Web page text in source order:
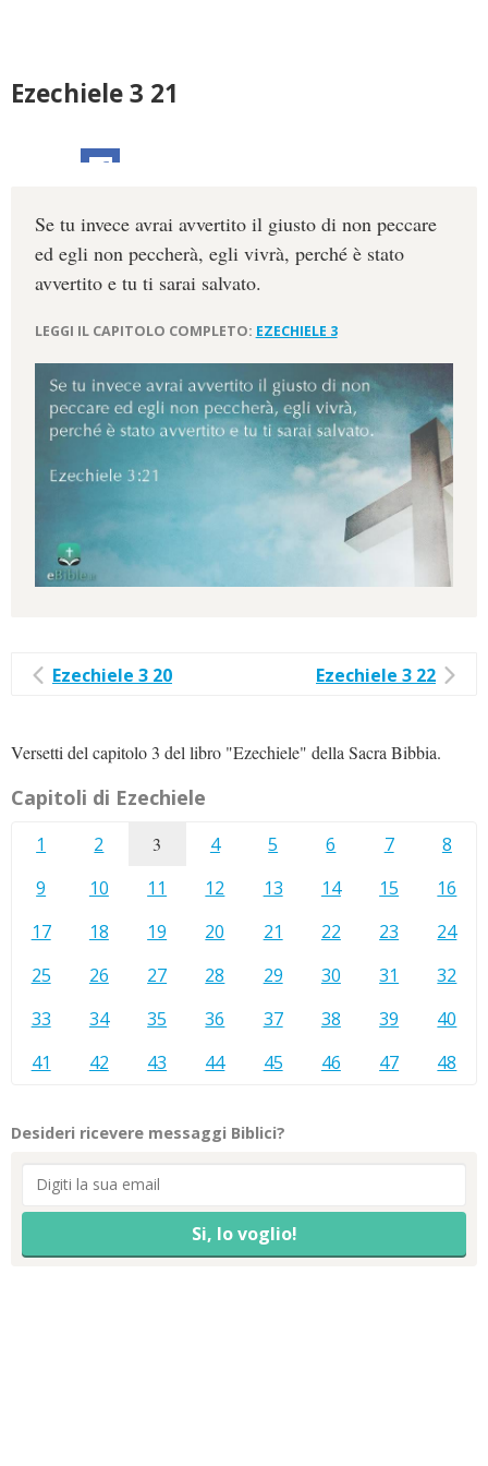
Ezechiele 3 21
Se tu invece avrai avvertito il giusto di non peccare
ed egli non peccherà, egli vivrà, perché è stato
avvertito e tu ti sarai salvato.
LEGGI IL CAPITOLO COMPLETO: EZECHIELE 3
Ezechiele 3 20 Ezechiele 3 22
Versetti del capitolo 3 del libro "Ezechiele" della Sacra Bibbia.
Capitoli di Ezechiele
1 2 3 4 5 6 7
8
9
10 11 12 13 14 15
16
17
18 19 20 21 22 23
24
25
26 27 28 29 30 31
32
33
34 35 36 37 38 39
40
41
42 43 44 45 46 47 48
Desideri ricevere messaggi Biblici?